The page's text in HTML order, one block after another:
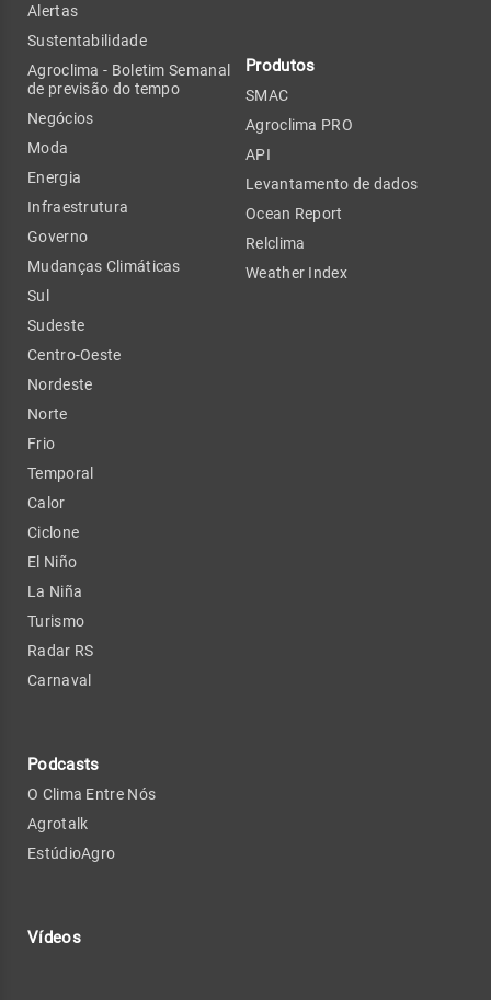
Alertas
Sustentabilidade
Agroclima - Boletim Semanal
de previsão do tempo
Negócios
Moda
Energia
Infraestrutura
Governo
Mudanças Climáticas
Sul
Sudeste
Centro-Oeste
Nordeste
Norte
Frio
Temporal
Calor
Ciclone
El Niño
La Niña
Turismo
Radar RS
Carnaval
Podcasts
O Clima Entre Nós
Agrotalk
EstúdioAgro
Vídeos
Produtos
SMAC
Agroclima PRO
API
Levantamento de dados
Ocean Report
Relclima
Weather Index